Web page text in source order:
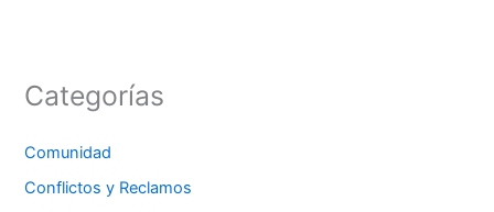
Categorías
Comunidad
Conflictos y Reclamos